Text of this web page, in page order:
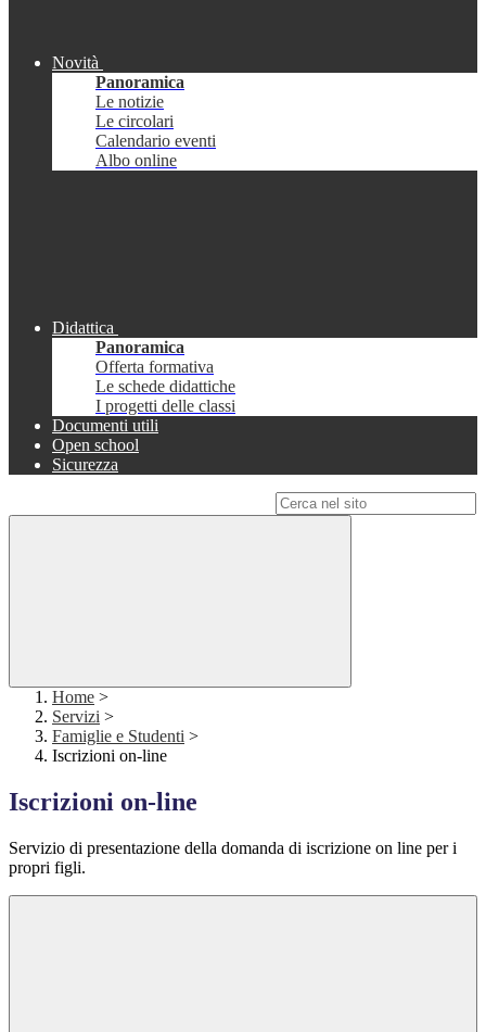
Novità
Panoramica
Le notizie
Le circolari
Calendario eventi
Albo online
Didattica
Panoramica
Offerta formativa
Le schede didattiche
I progetti delle classi
Documenti utili
Open school
Sicurezza
Home >
Servizi >
Famiglie e Studenti >
Iscrizioni on-line
Iscrizioni on-line
Servizio di presentazione della domanda di iscrizione on line per i
propri figli.